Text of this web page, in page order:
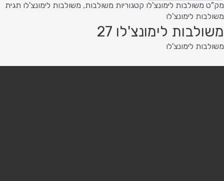
מק"ט משולבות לימונצ'לו קטגוריות משולבות, משולבות לימונצ'לו תגית
משולבות לימונצ'לו
משולבות לימונצ'לו 27
משולבות לימונצ'לו